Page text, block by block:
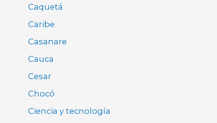
Caquetá
Caribe
Casanare
Cauca
Cesar
Chocó
Ciencia y tecnología